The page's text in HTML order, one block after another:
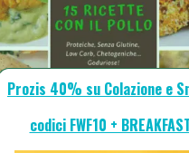
Prozis 40% su Colazione e
codici FWF10 +